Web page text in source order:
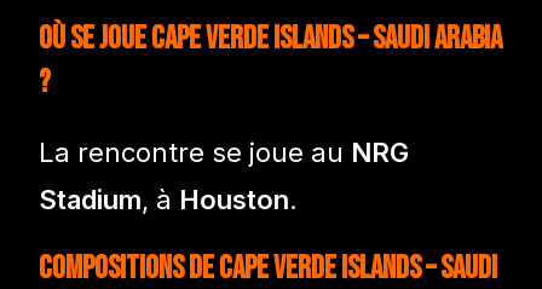
Où se joue Cape Verde Islands – Saudi Arabia
?
La rencontre se joue au NRG
Stadium, à Houston.
Compositions de Cape Verde Islands – Saudi